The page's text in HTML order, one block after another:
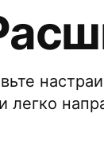
и легко